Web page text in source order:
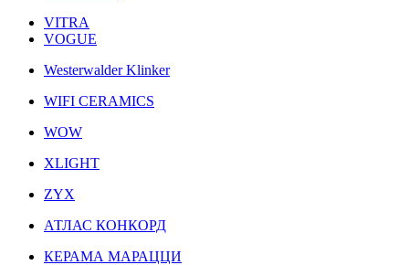
VITRA
VOGUE
Westerwalder Klinker
WIFI CERAMICS
WOW
XLIGHT
ZYX
АТЛАС КОНКОРД
КЕРАМА МАРАЦЦИ